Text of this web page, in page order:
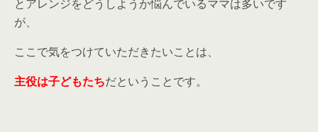
とアレンジをどうしようか悩んでいるママは多いです
が、
ここで気をつけていただきたいことは、
主役は子どもたちだということです。